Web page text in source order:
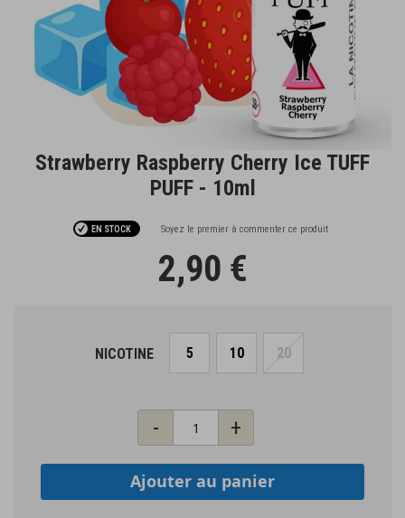
PasserStrawberry Raspberry Cherry Ice TUFF
PUFF - 10ml
EN STOCK Soyez le premier à commenter ce produit
2,90 €
NICOTINE 5 10 20
- +
Ajouter au panier